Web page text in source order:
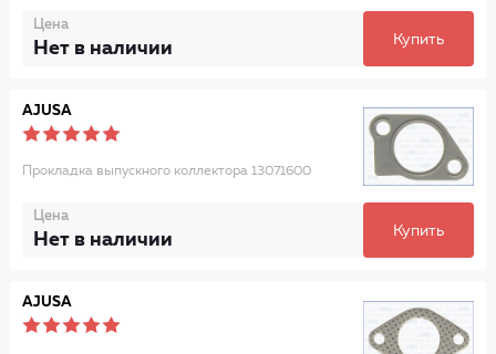
Цена
Нет в наличии Купить
AJUSA
Прокладка выпускного коллектора 13071600
Цена
Нет в наличии Купить
AJUSA